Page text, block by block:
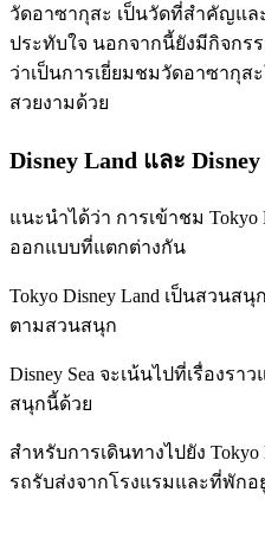
วัดอาซากุสะ เป็นวัดที่สำคัญแ
ประทับใจ นอกจากนี้ยังมีกิจกร
ว่าเป็นการเยี่ยมชมวัดอาซากุ
สวยงามด้วย
Disney Land และ Disney
แนะนำได้ว่า การเข้าชม
ออกแบบที่แตกต่างกัน
Tokyo Disney Land เป็นสว
ตามสวนสนุก
Disney Sea จะเน้นไปที่เรื่อง
สนุกนี้ด้วย
สำหรับการเดินทางไปยัง Tokyo
รถรับส่งจากโรงแรมและที่พักอ